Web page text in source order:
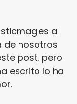
al
de nosotros
post, pero
escrito lo ha